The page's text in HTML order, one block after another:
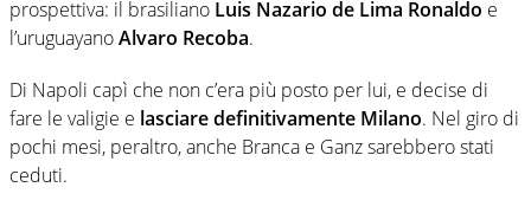
prospettiva: il brasiliano Luis Nazario de Lima Ronaldo e
l’uruguayanoAlvaro Recoba.
Di Napoli capì che non c’era più posto per lui, e decise di
fare le valigie e lasciare definitivamente Milano. Nel giro di
pochi mesi, peraltro, anche Branca e Ganz sarebbero stati
ceduti.